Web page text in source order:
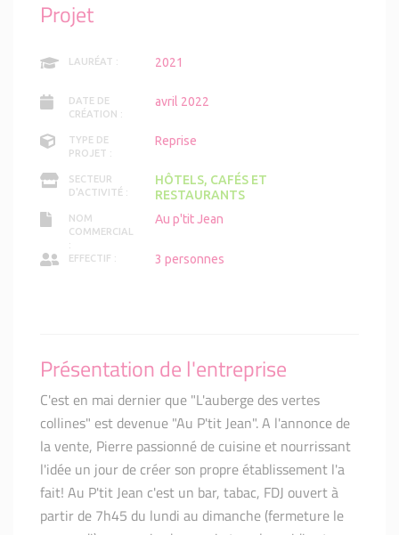
Projet
LAURÉAT : 2021
DATE DE
CRÉATION :
avril 2022
TYPE DE
PROJET :
Reprise
SECTEUR
D'ACTIVITÉ :
HÔTELS, CAFÉS ET
RESTAURANTS
NOM
COMMERCIAL
:
Au p'tit Jean
EFFECTIF : 3 personnes
Présentation de l'entreprise
C'est en mai dernier que "L'auberge des vertes
collines" est devenue "Au P'tit Jean". A l'annonce de
la vente, Pierre passionné de cuisine et nourrissant
l'idée un jour de créer son propre établissement l'a
fait! Au P'tit Jean c'est un bar, tabac, FDJ ouvert à
partir de 7h45 du lundi au dimanche (fermeture le